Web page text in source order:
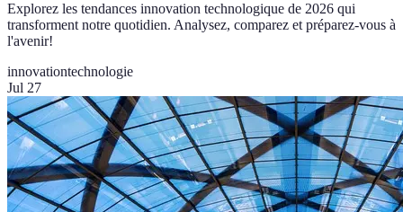
Explorez les tendances innovation technologique de 2026 qui
transforment notre quotidien. Analysez, comparez et préparez-vous à
l'avenir!
innovationtechnologie
Jul 27